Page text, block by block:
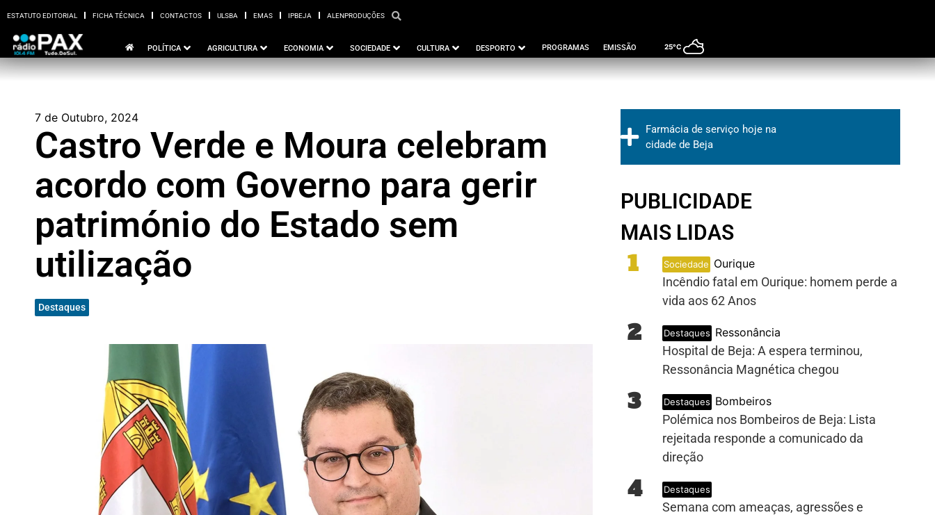
ESTATUTO EDITORIAL FICHA TÉCNICA CONTACTOS ULSBA EMAS IPBEJA ALENPRODUÇÕES
POLÍTICA AGRICULTURA ECONOMIA SOCIEDADE CULTURA DESPORTO PROGRAMAS EMISSÃO 25°C
ESTATUTO EDITORIAL FICHA TÉCNICA CONTACTOS ULSBA EMAS IPBEJA ALENPRODUÇÕES
7 de Outubro, 2024
Castro Verde e Moura celebram
acordo com Governo para gerir
património do Estado sem
utilização
Destaques
Farmácia de serviço hoje na
cidade de Beja
PUBLICIDADE
MAIS LIDAS
1 Sociedade Ourique
Incêndio fatal em Ourique: homem perde a
vida aos 62 Anos
2 Destaques Ressonância
Hospital de Beja: A espera terminou,
Ressonância Magnética chegou
3 Destaques Bombeiros
Polémica nos Bombeiros de Beja: Lista
rejeitada responde a comunicado da
direção
4 Destaques
Semana com ameaças, agressões e